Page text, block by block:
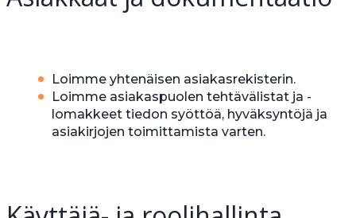
Loimme yhtenäisen asiakasrekisterin.
Loimme asiakaspuolen tehtävälistat ja -
lomakkeet tiedon syöttöä, hyväksyntöjä ja
asiakirjojen toimittamista varten.